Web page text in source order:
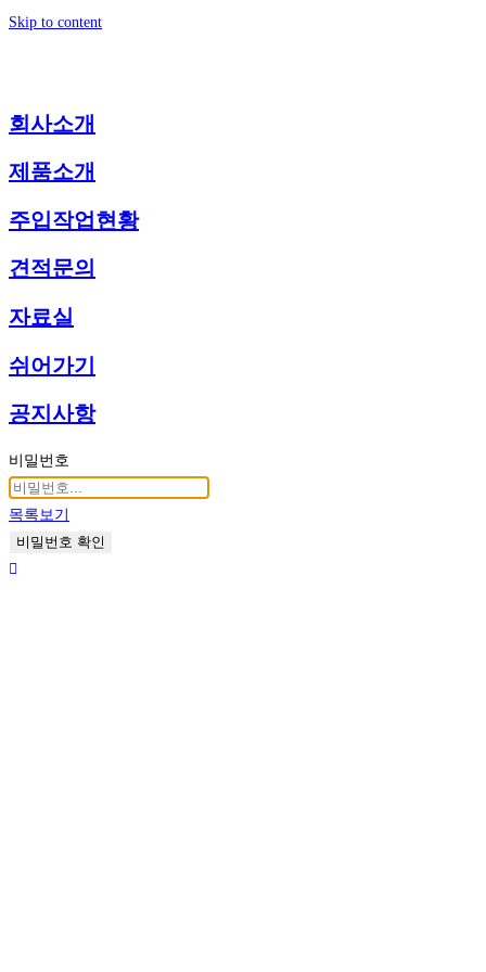
Skip to content
회사소개
제품소개
주입작업현황
견적문의
자료실
쉬어가기
공지사항
비밀번호
목록보기
비밀번호 확인